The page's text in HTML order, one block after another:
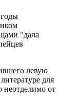
"дала
левую
для
неотделимо от